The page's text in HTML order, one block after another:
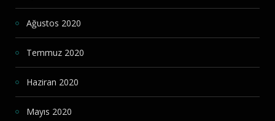
Ağustos 2020
Temmuz 2020
Haziran 2020
Mayıs 2020